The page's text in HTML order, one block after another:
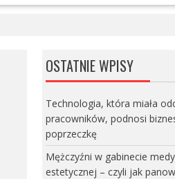
OSTATNIE WPISY
Technologia, która miała
pracowników, podnosi
poprzeczkę
Mężczyźni w gabinecie
estetycznej – czyli jak